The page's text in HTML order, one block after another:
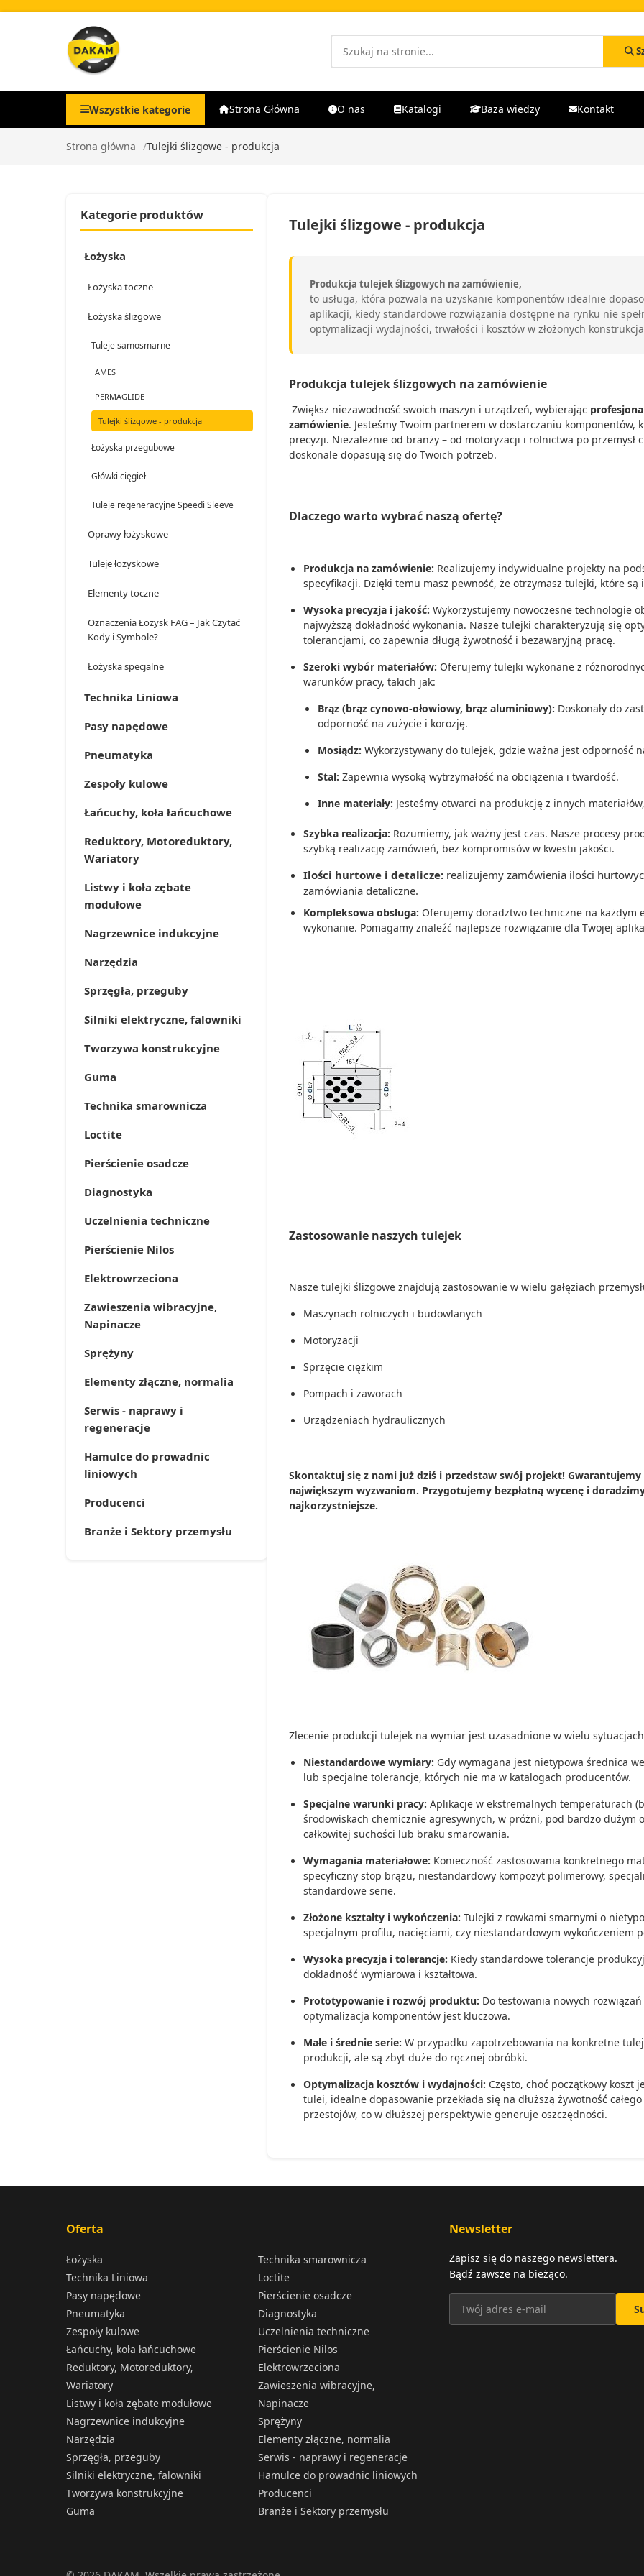
Wszystkie kategorie Strona Główna O nas Katalogi Baza wiedzy Kontakt
Strona główna Tulejki ślizgowe - produkcja
Kategorie produktów
Łożyska
Łożyska toczne
Łożyska ślizgowe
Tuleje samosmarne
AMES
PERMAGLIDE
Tulejki ślizgowe - produkcja
Łożyska przegubowe
Główki cięgieł
Tuleje regeneracyjne Speedi Sleeve
Oprawy łożyskowe
Tuleje łożyskowe
Elementy toczne
Oznaczenia Łożysk FAG – Jak Czytać
Kody i Symbole?
Łożyska specjalne
Technika Liniowa
Pasy napędowe
Pneumatyka
Zespoły kulowe
Łańcuchy, koła łańcuchowe
Reduktory, Motoreduktory,
Wariatory
Listwy i koła zębate
modułowe
Nagrzewnice indukcyjne
Narzędzia
Sprzęgła, przeguby
Silniki elektryczne, falowniki
Tworzywa konstrukcyjne
Guma
Technika smarownicza
Loctite
Pierścienie osadcze
Diagnostyka
Uczelnienia techniczne
Pierścienie Nilos
Elektrowrzeciona
Zawieszenia wibracyjne,
Napinacze
Sprężyny
Elementy złączne, normalia
Serwis - naprawy i
regeneracje
Hamulce do prowadnic
liniowych
Producenci
Branże i Sektory przemysłu
Tulejki ślizgowe - produkcja
Produkcja tulejek ślizgowych na zamówienie,
to usługa, która pozwala na uzyskanie komponentów idealnie
aplikacji, kiedy standardowe rozwiązania dostępne na rynku nie
optymalizacji wydajności, trwałości i kosztów w złożonych
Produkcja tulejek ślizgowych na zamówienie
Zwiększ niezawodność swoich maszyn i urządzeń, wybierając
zamówienie. Jesteśmy Twoim partnerem w dostarczaniu komponentów,
precyzji. Niezależnie od branży – od motoryzacji i rolnictwa po przemysł
doskonale dopasują się do Twoich potrzeb.
Dlaczego warto wybrać naszą ofertę?
Produkcja na zamówienie: Realizujemy indywidualne projekty na
specyfikacji. Dzięki temu masz pewność, że otrzymasz tulejki, które
Wysoka precyzja i jakość: Wykorzystujemy nowoczesne technologie
najwyższą dokładność wykonania. Nasze tulejki charakteryzują się
tolerancjami, co zapewnia długą żywotność i bezawaryjną pracę.
Szeroki wybór materiałów: Oferujemy tulejki wykonane z
warunków pracy, takich jak:
Brąz (brąz cynowo-ołowiowy, brąz aluminiowy): Doskonały do
odporność na zużycie i korozję.
Mosiądz: Wykorzystywany do tulejek, gdzie ważna jest odporność
Stal: Zapewnia wysoką wytrzymałość na obciążenia i twardość.
Inne materiały: Jesteśmy otwarci na produkcję z innych
Szybka realizacja: Rozumiemy, jak ważny jest czas. Nasze procesy
szybką realizację zamówień, bez kompromisów w kwestii jakości.
Ilości hurtowe i detalicze: realizujemy zamówienia ilości
zamówiania detaliczne.
Kompleksowa obsługa: Oferujemy doradztwo techniczne na każdym
wykonanie. Pomagamy znaleźć najlepsze rozwiązanie dla Twojej
Zastosowanie naszych tulejek
Nasze tulejki ślizgowe znajdują zastosowanie w wielu gałęziach
Maszynach rolniczych i budowlanych
Motoryzacji
Sprzęcie ciężkim
Pompach i zaworach
Urządzeniach hydraulicznych
Skontaktuj się z nami już dziś i przedstaw swój projekt!
największym wyzwaniom. Przygotujemy bezpłatną wycenę i
najkorzystniejsze.
Zlecenie produkcji tulejek na wymiar jest uzasadnione w wielu
Niestandardowe wymiary: Gdy wymagana jest nietypowa średnica
lub specjalne tolerancje, których nie ma w katalogach producentów.
Specjalne warunki pracy: Aplikacje w ekstremalnych temperaturach
środowiskach chemicznie agresywnych, w próżni, pod bardzo dużym
całkowitej suchości lub braku smarowania.
Wymagania materiałowe: Konieczność zastosowania konkretnego
specyficzny stop brązu, niestandardowy kompozyt polimerowy,
standardowe serie.
Złożone kształty i wykończenia: Tulejki z rowkami smarnymi o
specjalnym profilu, nacięciami, czy niestandardowym wykończeniem
Wysoka precyzja i tolerancje: Kiedy standardowe tolerancje
dokładność wymiarowa i kształtowa.
Prototypowanie i rozwój produktu: Do testowania nowych
optymalizacja komponentów jest kluczowa.
Małe i średnie serie: W przypadku zapotrzebowania na konkretne
produkcji, ale są zbyt duże do ręcznej obróbki.
Optymalizacja kosztów i wydajności: Często, choć początkowy koszt
tulei, idealne dopasowanie przekłada się na dłuższą żywotność
przestojów, co w dłuższej perspektywie generuje oszczędności.
Oferta
Łożyska
Technika Liniowa
Pasy napędowe
Pneumatyka
Zespoły kulowe
Łańcuchy, koła łańcuchowe
Reduktory, Motoreduktory,
Wariatory
Listwy i koła zębate modułowe
Nagrzewnice indukcyjne
Narzędzia
Sprzęgła, przeguby
Silniki elektryczne, falowniki
Tworzywa konstrukcyjne
Guma
Technika smarownicza
Loctite
Pierścienie osadcze
Diagnostyka
Uczelnienia techniczne
Pierścienie Nilos
Elektrowrzeciona
Zawieszenia wibracyjne,
Napinacze
Sprężyny
Elementy złączne, normalia
Serwis - naprawy i regeneracje
Hamulce do prowadnic liniowych
Producenci
Branże i Sektory przemysłu
Newsletter
Zapisz się do naszego newslettera.
Bądź zawsze na bieżąco.